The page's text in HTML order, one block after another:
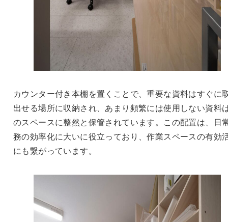
カウンター付き本棚を置くことで、重要な資料はすぐに
出せる場所に収納され、あまり頻繁には使用しない資料
のスペースに整然と保管されています。この配置は、日
務の効率化に大いに役立っており、作業スペースの有効
にも繋がっています。